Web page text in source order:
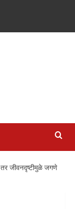
जीवनदृष्टीमुळे जगणे